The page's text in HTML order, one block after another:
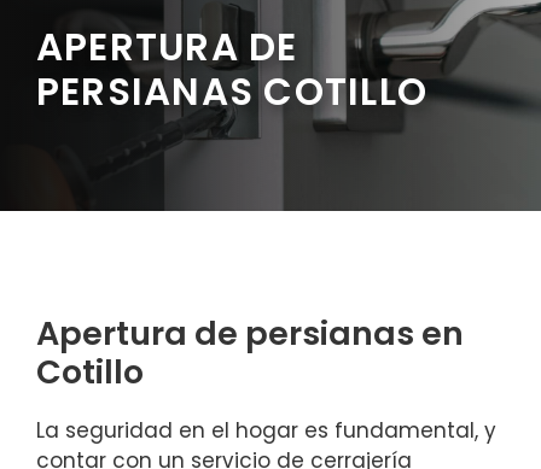
APERTURA DE
PERSIANAS COTILLO
Apertura de persianas en
Cotillo
La seguridad en el hogar es fundamental, y
contar con un servicio de cerrajería